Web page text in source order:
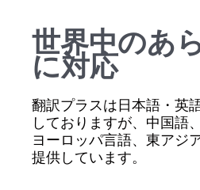
世界中のあ
に対応
翻訳プラスは日本語・英
しておりますが、中国語
ヨーロッパ言語、東アジ
提供しています。